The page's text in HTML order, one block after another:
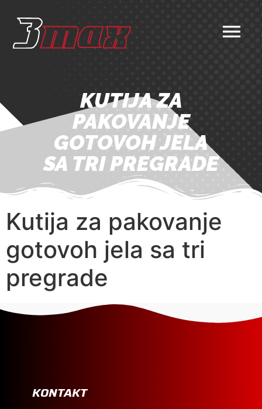
KUTIJA ZA
PAKOVANJE
GOTOVOH JELA
SA TRI PREGRADE
Kutija za pakovanje
gotovoh jela sa tri
pregrade
KONTAKT